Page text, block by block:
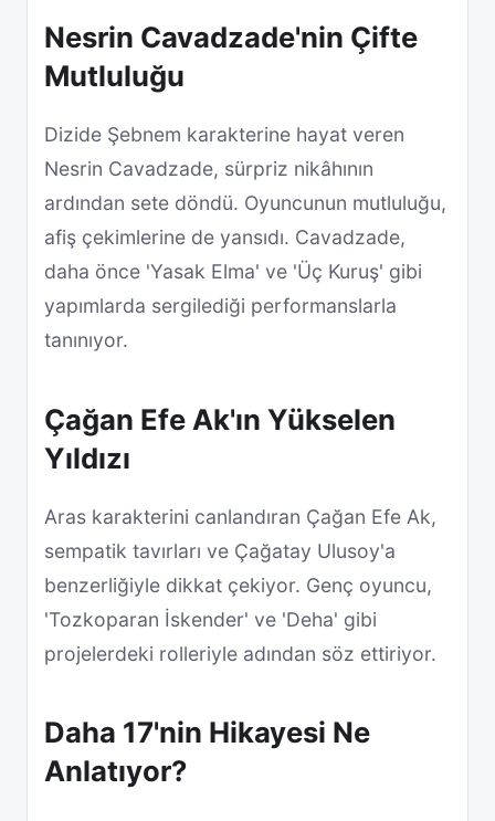
Nesrin Cavadzade'nin Çifte
Mutluluğu
Dizide Şebnem karakterine hayat veren
Nesrin Cavadzade, sürpriz nikâhının
ardından sete döndü. Oyuncunun mutluluğu,
afiş çekimlerine de yansıdı. Cavadzade,
daha önce 'Yasak Elma' ve 'Üç Kuruş' gibi
yapımlarda sergilediği performanslarla
tanınıyor.
Çağan Efe Ak'ın Yükselen
Yıldızı
Aras karakterini canlandıran Çağan Efe Ak,
sempatik tavırları ve Çağatay Ulusoy'a
benzerliğiyle dikkat çekiyor. Genç oyuncu,
'Tozkoparan İskender' ve 'Deha' gibi
projelerdeki rolleriyle adından söz ettiriyor.
Daha 17'nin Hikayesi Ne
Anlatıyor?